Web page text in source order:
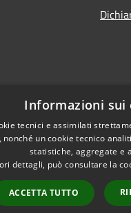
Informazioni sui
tecnici e assimilati
un cookie tecnico
statistiche, aggregate e
dettagli, può consultare la
ACCETTA TUTTO